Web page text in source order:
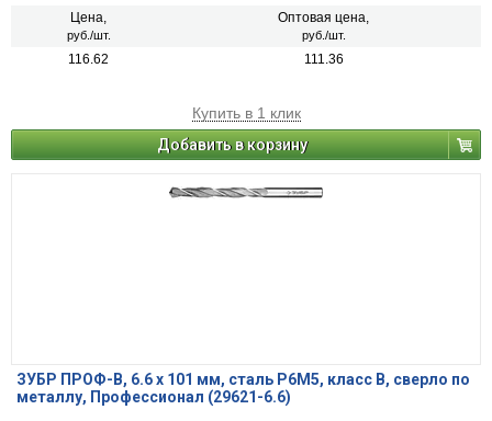
Цена,
руб./шт.
Оптовая цена,
руб./шт.
116.62 111.36
Купить в 1 клик
Добавить в корзину
ЗУБР ПРОФ-В, 6.6 х 101 мм, сталь Р6М5, класс В, сверло по
металлу, Профессионал (29621-6.6)